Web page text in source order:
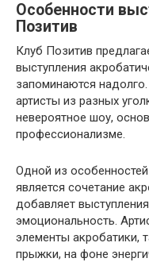
Особенности
Позитив
Клуб Позитив
выступления
запоминаются
артисты из разных
невероятное шоу,
профессионализме.
Одной из
является сочетание
добавляет
эмоциональность.
элементы акробатики,
прыжки, на фоне